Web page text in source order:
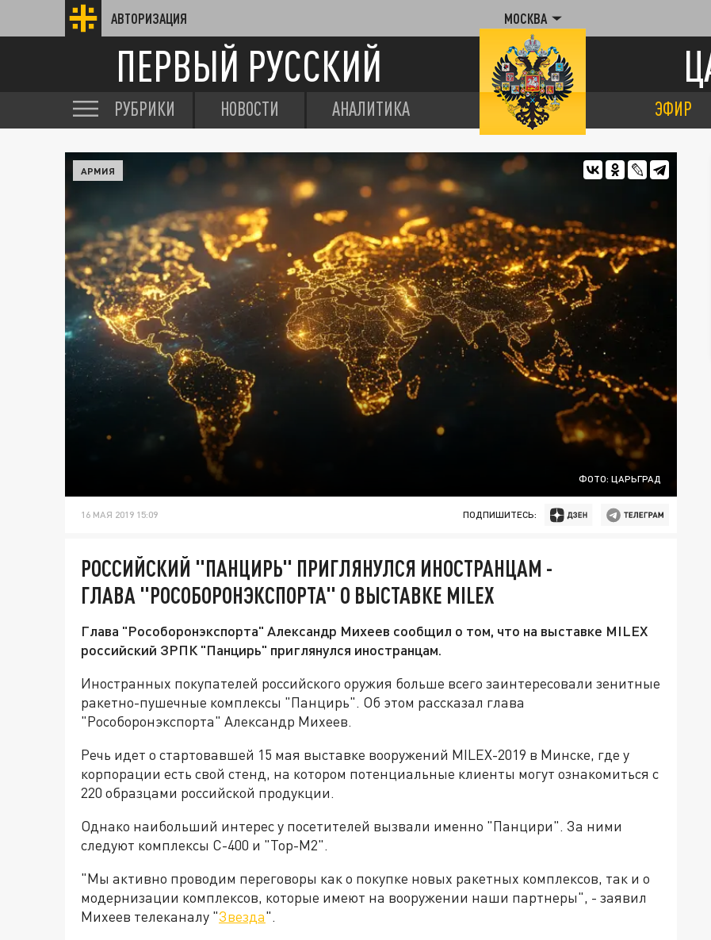
АВТОРИЗАЦИЯ МОСКВА
ПЕРВЫЙ РУССКИЙ
РУБРИКИ НОВОСТИ АНАЛИТИКА ЭФИР
ФОТО: ЦАРЬГРАД
АРМИЯ
16 МАЯ 2019 15:09 ПОДПИШИТЕСЬ:
РОССИЙСКИЙ "ПАНЦИРЬ" ПРИГЛЯНУЛСЯ ИНОСТРАНЦАМ -
ГЛАВА "РОСОБОРОНЭКСПОРТА" О ВЫСТАВКЕ MILEX
Глава "Рособоронэкспорта" Александр Михеев сообщил о том, что на выставке MILEX
российский ЗРПК "Панцирь" приглянулся иностранцам.
Иностранных покупателей российского оружия больше всего заинтересовали зенитные
ракетно-пушечные комплексы "Панцирь". Об этом рассказал глава
"Рособоронэкспорта" Александр Михеев.
Речь идет о стартовавшей 15 мая выставке вооружений MILEX-2019 в Минске, где у
корпорации есть свой стенд, на котором потенциальные клиенты могут ознакомиться с
220 образцами российской продукции.
Однако наибольший интерес у посетителей вызвали именно "Панцири". За ними
следуют комплексы С-400 и "Тор-М2".
"Мы активно проводим переговоры как о покупке новых ракетных комплексов, так и о
модернизации комплексов, которые имеют на вооружении наши партнеры", - заявил
Михеев телеканалу "Звезда".